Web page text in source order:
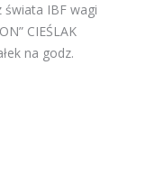
świata IBF wagi
CIEŚLAK
na godz.